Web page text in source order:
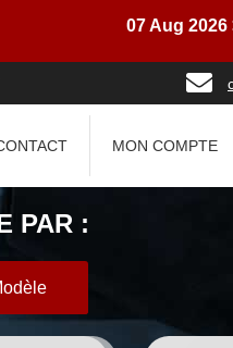
07 Aug 2026 > > >
MON COMPTE
PAR :